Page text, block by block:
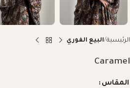
الرئيسية البيع الفوري
Caramel
المقاس